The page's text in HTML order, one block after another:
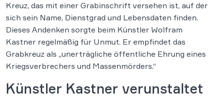
Kreuz, das mit einer Grabinschrift versehen ist, auf der
sich sein Name, Dienstgrad und Lebensdaten finden.
Dieses Andenken sorgte beim Künstler Wolfram
Kastner regelmäßig für Unmut. Er empfindet das
Grabkreuz als „unerträgliche öffentliche Ehrung eines
Kriegsverbrechers und Massenmörders.“
Künstler Kastner verunstaltet